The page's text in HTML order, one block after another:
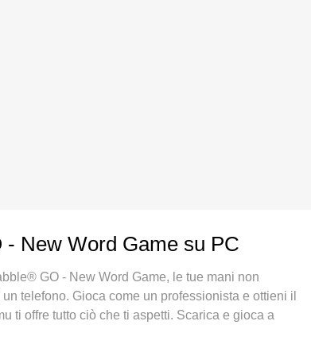
New Word Game su PC
GO - New Word Game, le tue mani non
telefono. Gioca come un professionista e ottieni il
ti offre tutto ciò che ti aspetti. Scarica e gioca a
vuoi, niente più limitazioni di batteria, dati mobili e